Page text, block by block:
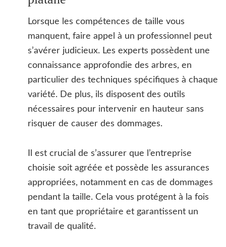
Lorsque les compétences de taille vous
manquent, faire appel à un professionnel peut
s’avérer judicieux. Les experts possèdent une
connaissance approfondie des arbres, en
particulier des techniques spécifiques à chaque
variété. De plus, ils disposent des outils
nécessaires pour intervenir en hauteur sans
risquer de causer des dommages.
Il est crucial de s’assurer que l’entreprise
choisie soit agréée et possède les assurances
appropriées, notamment en cas de dommages
pendant la taille. Cela vous protégent à la fois
en tant que propriétaire et garantissent un
travail de qualité.